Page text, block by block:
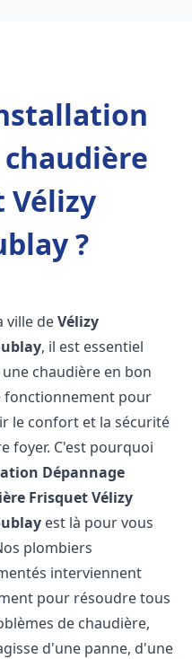
Vélizy
?
ville deVélizy
, il est essentiel
chaudière en bon
fonctionnement pour
le confort et la sécurité
foyer. C'est pourquoi
Dépannage
FrisquetVélizy
est là pour vous
plombiers
interviennent
pour résoudre tous
de chaudière,
d'une panne, d'une